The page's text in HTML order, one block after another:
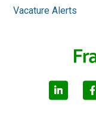
Vacature Alerts